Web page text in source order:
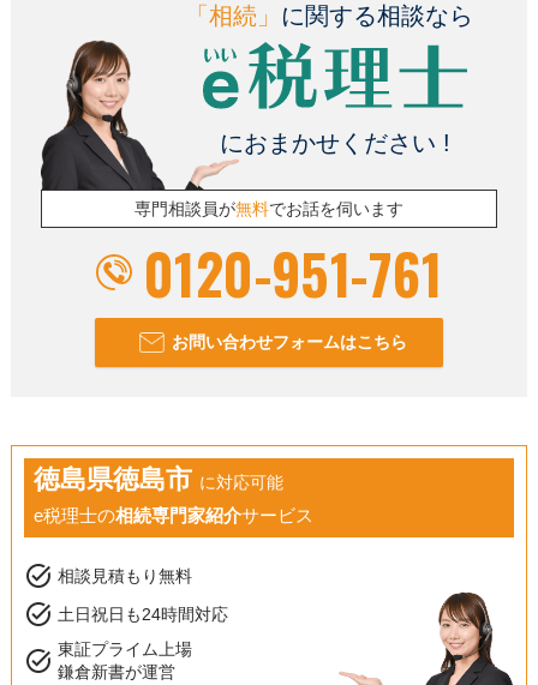
「相続」 に関する相談なら
におまかせください !
専門相談員が無料でお話を伺います
0120-951-761
お問い合わせフォームはこちら
徳島県徳島市 に対応可能
e税理士の相続専門家紹介サービス
task_alt 相談見積もり無料
task_alt 土日祝日も24時間対応
task_alt 東証プライム上場
鎌倉新書が運営